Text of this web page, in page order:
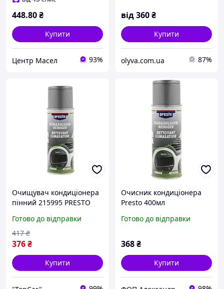
448.80₴
Купити
Центр Масел 93%
від360₴
Купити
olyva.com.ua 87%
Очищувач кондиціонера
пінний 215995 PRESTO
Готово до відправки
376₴
417 ₴
Купити
Очисник кондиціонера
Presto 400мл
Готово до відправки
368₴
Купити